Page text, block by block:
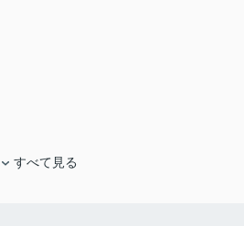
すべて見る